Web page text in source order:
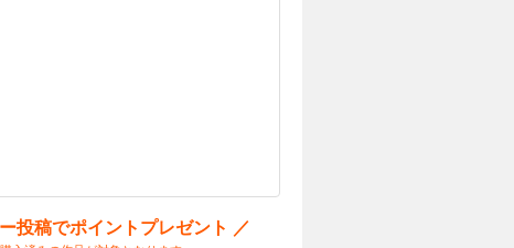
す。
投稿でポイントプレゼント ／